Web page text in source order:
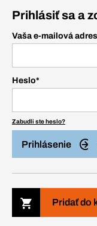
Prihlásiť sa a
Vaša e-mailová
Heslo*
Zabudli ste heslo?
Prihlásenie
Pridať do